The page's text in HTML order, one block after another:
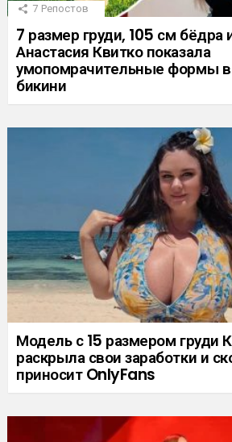
7 Репостов
7 размер груди, 105 см бёдра
Анастасия Квитко показала
умопомрачительные формы
бикини
Модель с 15 размером груди
раскрыла свои заработки и
приносит OnlyFans